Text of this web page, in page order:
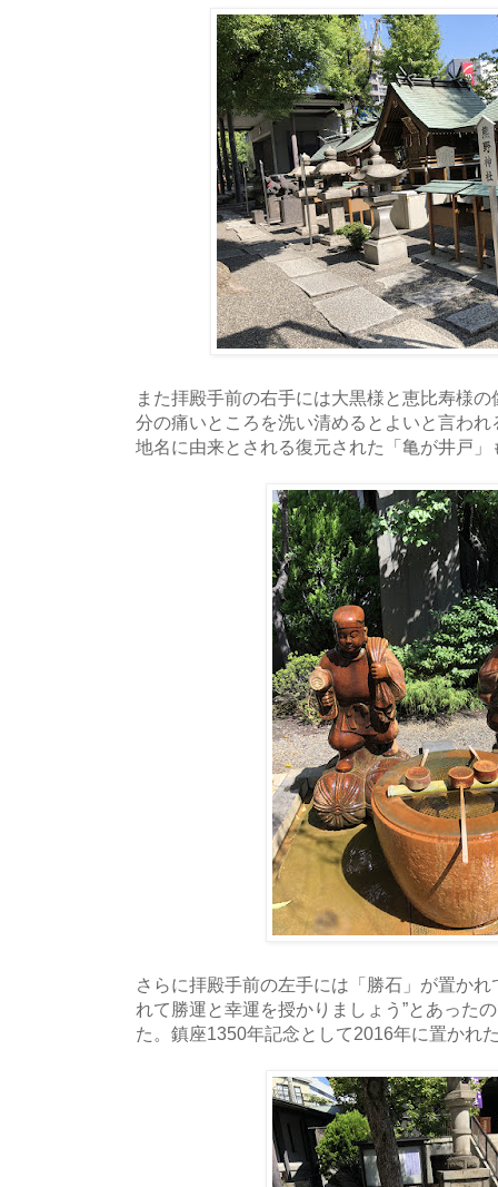
また拝殿手前の右手には大黒様と恵比寿様
分の痛いところを洗い清めるとよいと言わ
地名に由来とされる復元された「亀が井戸」
さらに拝殿手前の左手には「勝石」が置か
れて勝運と幸運を授かりましょう”とあった
た。鎮座1350年記念として2016年に置かれ